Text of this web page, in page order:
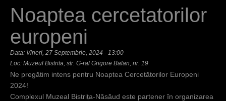
E
t
i
a
i
Noaptea cercetatorilor
europeni
Data: Vineri, 27 Septembrie, 2024 - 13:00
Loc: Muzeul Bistrita, str. G-ral Grigore Balan, nr. 19
Ne pregătim intens pentru Noaptea Cercetătorilor Europeni
2024!
Complexul Muzeal Bistrița-Năsăud este partener în organizarea